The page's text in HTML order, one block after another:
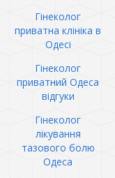
Гінеколог
приватна клініка в
Одесі
Гінеколог
приватний Одеса
відгуки
Гінеколог
лікування
тазового болю
Одеса